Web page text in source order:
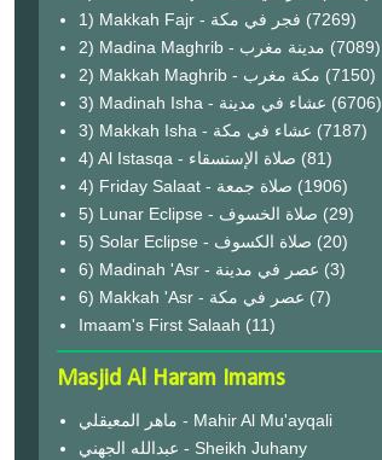
1) Makkah Fajr - فجر في مكة (7269)
2) Madina Maghrib - مدينة مغرب (7089)
2) Makkah Maghrib - مكة مغرب (7150)
3) Madinah Isha - عشاء في مدينة (6706)
3) Makkah Isha - عشاء في مكة (7187)
4) Al Istasqa - صلاة الإستسقاء (81)
4) Friday Salaat - صلاة جمعة (1906)
5) Lunar Eclipse - صلاة الخسوف (29)
(20)
6) Madinah 'Asr - عصر في مدينة (3)
6) Makkah 'Asr - عصر في مكة (7)
Imaam's First Salaah (11)
Masjid Al Haram Imams
ماهر المعيقلي - Mahir Al Mu'ayqali
عبدالله الجهني - Sheikh Juhany